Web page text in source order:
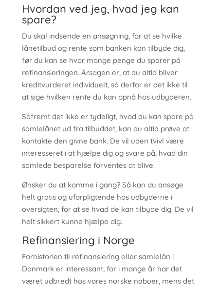
Hvordan ved jeg, hvad jeg kan
spare?
Du skal indsende en ansøgning, for at se hvilke
lånetilbud og rente som banken kan tilbyde dig,
før du kan se hvor mange penge du sparer på
refinansieringen. Årsagen er, at du altid bliver
kreditvurderet individuelt, så derfor er det ikke til
at sige hvilken rente du kan opnå hos udbyderen.
Såfremt det ikke er tydeligt, hvad du kan spare på
samlelånet ud fra tilbuddet, kan du altid prøve at
kontakte den givne bank. De vil uden tvivl være
interesseret i at hjælpe dig og svare på, hvad din
samlede besparelse forventes at blive.
Ønsker du at komme i gang? Så kan du ansøge
helt gratis og uforpligtende hos udbyderne i
oversigten, for at se hvad de kan tilbyde dig. De vil
helt sikkert kunne hjælpe dig.
Refinansiering i Norge
Forhistorien til refinansiering eller samlelån i
Danmark er interessant, for i mange år har det
været udbredt hos vores norske naboer, mens det